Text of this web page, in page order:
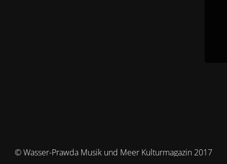
© Wasser-Prawda Musik und Meer Kulturmagazin 2017